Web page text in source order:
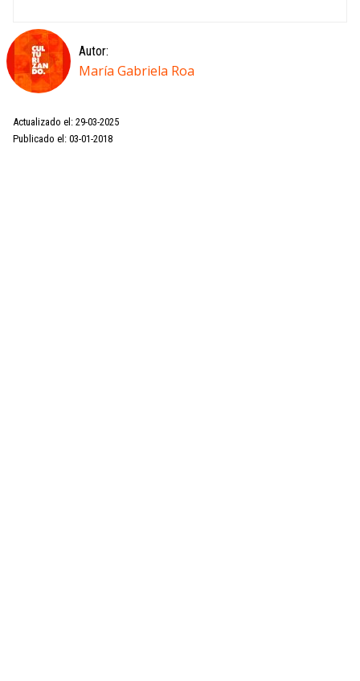
Autor:
María Gabriela Roa
Actualizado el: 29-03-2025
Publicado el: 03-01-2018